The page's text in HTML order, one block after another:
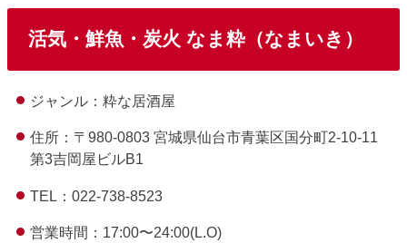
活気・鮮魚・炭火 なま粋（なまいき）
ジャンル：粋な居酒屋
住所：〒980-0803 宮城県仙台市青葉区国分町2-10-11
第3吉岡屋ビルB1
TEL：022-738-8523
営業時間：17:00〜24:00(L.O)